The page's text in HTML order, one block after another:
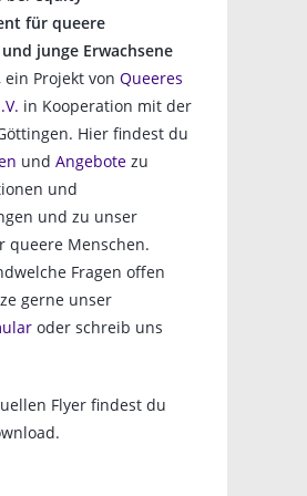
für queere
junge Erwachsene
ein Projekt von Queeres
in Kooperation mit der
Hier findest du
und Angebote zu
und
und zu unser
queere Menschen.
Fragen offen
gerne unser
oder schreib uns
Flyer findest du